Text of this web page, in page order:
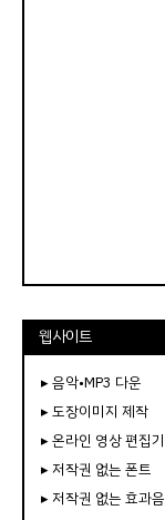
웹사이트
▸ 음악•MP3 다운
▸ 도장이미지 제작
▸ 온라인 영상 편집기
▸ 저작권 없는 폰트
▸ 저작권 없는 효과음